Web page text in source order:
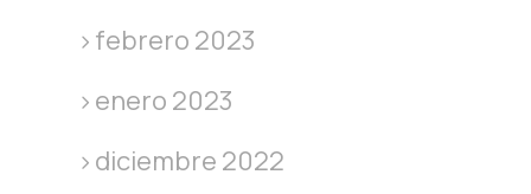
febrero 2023
enero 2023
diciembre 2022